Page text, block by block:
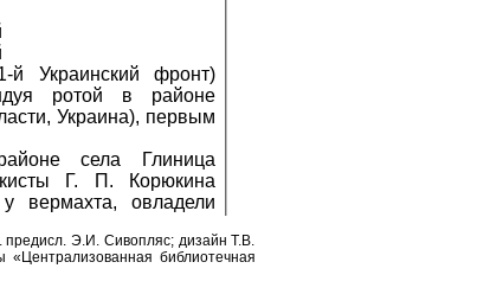
й Украинский фронт)
ротой в районе
Украина), первым
села Глиница
Г. П. Корюкина
вермахта, овладели
1944 года «за
предисл. Э.И. Сивопляс; дизайн Т.В.
библиотечная